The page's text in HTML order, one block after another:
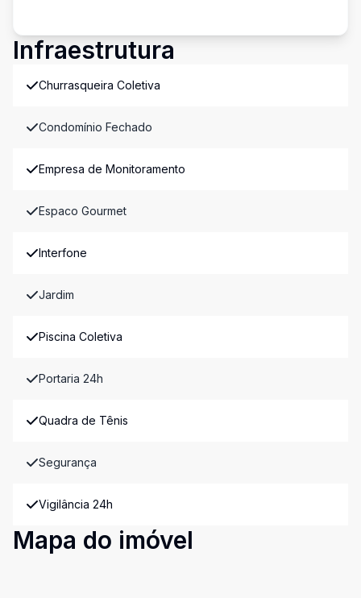
Infraestrutura
Churrasqueira Coletiva
Condomínio Fechado
Empresa de Monitoramento
Espaco Gourmet
Interfone
Jardim
Piscina Coletiva
Portaria 24h
Quadra de Tênis
Segurança
Vigilância 24h
Mapa do imóvel